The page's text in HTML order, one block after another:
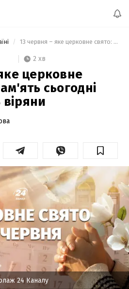
13 червня – яке церковне свято: чию пам'ять сьогодні вшановують віряни
2 хв
церковне
сьогодні
24 Каналу